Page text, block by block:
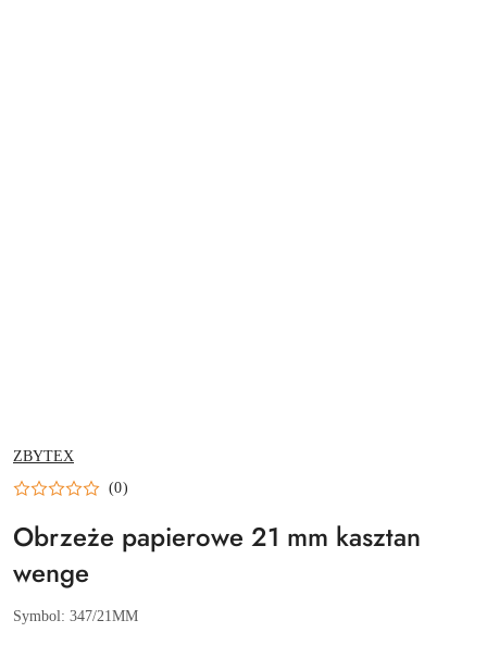
NAZWA
PRODUCENTA:
ZBYTEX
(0)
Obrzeże papierowe 21 mm kasztan
wenge
Symbol: 347/21MM